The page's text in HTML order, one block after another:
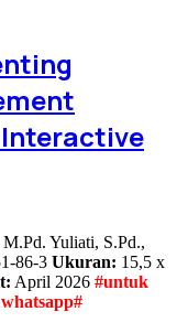
Interactive
Yuliati, S.Pd.,
86-3 Ukuran: 15,5 x
April 2026 #untuk